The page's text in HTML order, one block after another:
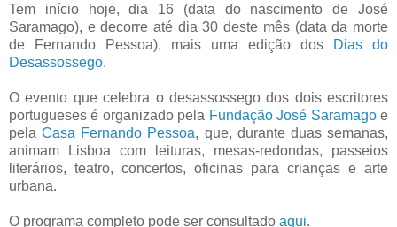
Tem início hoje, dia 16 (data do nascimento de José
Saramago), e decorre até dia 30 deste mês (data da morte
de Fernando Pessoa), mais uma edição dos
Dias do
Desassossego.
O evento que celebra o desassossego dos dois escritores
portugueses é organizado pela Fundação José Saramagoe
pelaCasa Fernando Pessoa, que, durante duas semanas,
animam Lisboa com leituras, mesas-redondas, passeios
literários, teatro, concertos, oficinas para crianças e arte
urbana.
O programa completo pode ser consultado aqui.